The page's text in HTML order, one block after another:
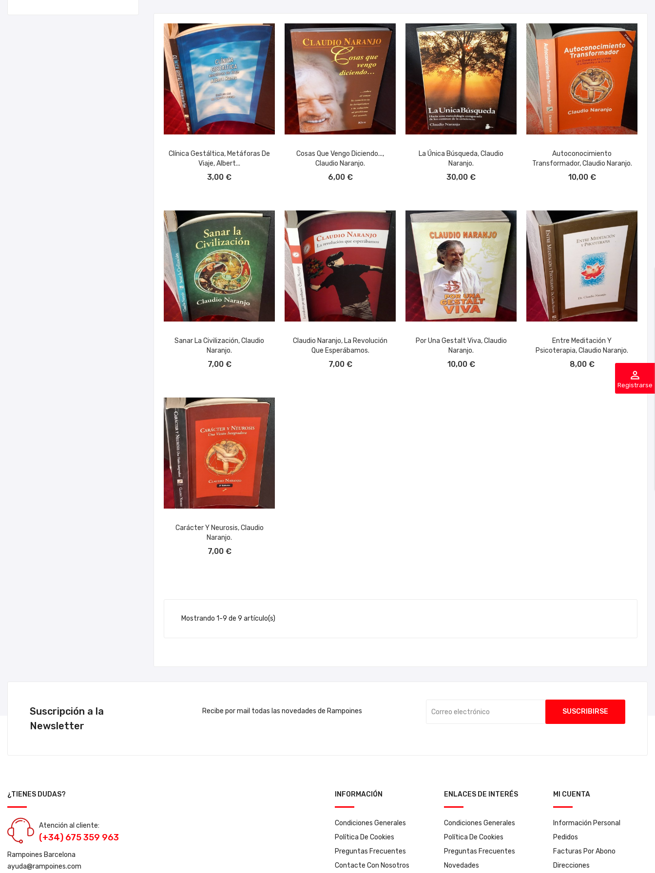
perm_identity
Registrarse
Clínica Gestáltica, Metáforas De
Viaje, Albert...
3,00 €
Cosas Que Vengo Diciendo...,
Claudio Naranjo.
6,00 €
La Única Búsqueda, Claudio
Naranjo.
30,00 €
Autoconocimiento
Transformador, Claudio Naranjo.
10,00 €
Sanar La Civilización, Claudio
Naranjo.
7,00 €
Claudio Naranjo, La Revolución
Que Esperábamos.
7,00 €
Por Una Gestalt Viva, Claudio
Naranjo.
10,00 €
Entre Meditación Y
Psicoterapia, Claudio Naranjo.
8,00 €
Carácter Y Neurosis, Claudio
Naranjo.
7,00 €
Mostrando 1-9 de 9 artículo(s)
Suscripción a la
Newsletter
Recibe por mail todas las novedades de Rampoines
¿TIENES DUDAS?
Atención al cliente:
(+34) 675 359 963
Rampoines Barcelona
ayuda@rampoines.com
INFORMACIÓN
Condiciones Generales
Política De Cookies
Preguntas Frecuentes
Contacte Con Nosotros
ENLACES DE INTERÉS
Condiciones Generales
Política De Cookies
Preguntas Frecuentes
Novedades
MI CUENTA
Información Personal
Pedidos
Facturas Por Abono
Direcciones